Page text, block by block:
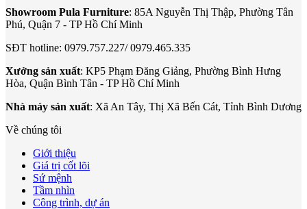
Showroom Pula Furniture: 85A Nguyễn Thị Thập, Phường Tân
Phú, Quận 7 - TP Hồ Chí Minh
SĐT hotline: 0979.757.227/ 0979.465.335
Xưởng sản xuất: KP5 Phạm Đăng Giảng, Phường Bình Hưng
Hòa, Quận Bình Tân - TP Hồ Chí Minh
Nhà máy sản xuất: Xã An Tây, Thị Xã Bến Cát, Tỉnh Bình Dương
Về chúng tôi
Giới thiệu
Giá trị cốt lõi
Sứ mệnh
Tầm nhìn
Công trình, dự án